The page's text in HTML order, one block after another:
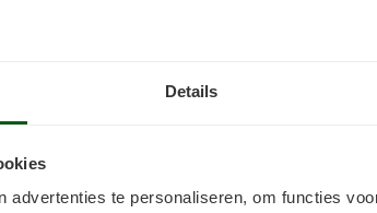
Details
advertenties te personaliseren, om functies